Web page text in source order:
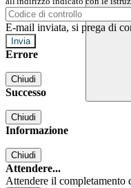
E-mail inviata, si prega di
Errore
Chiudi
Successo
Chiudi
Informazione
Chiudi
Attendere...
Attendere il completamento